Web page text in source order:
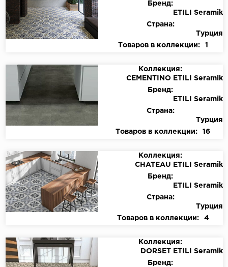
Бренд:
ETILI Seramik
Страна:
Турция
Товаров в коллекции:
1
Коллекция:
CEMENTINO ETILI Seramik
Бренд:
ETILI Seramik
Страна:
Турция
Товаров в коллекции:
16
Коллекция:
CHATEAU ETILI Seramik
Бренд:
ETILI Seramik
Страна:
Турция
Товаров в коллекции:
4
Коллекция:
DORSET ETILI Seramik
Бренд: